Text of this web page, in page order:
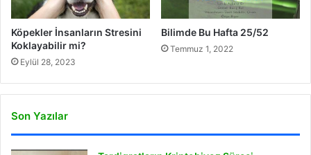
Köpekler İnsanların Stresini
Koklayabilir mi?
Eylül 28, 2023
Bilimde Bu Hafta 25/52
Temmuz 1, 2022
Son Yazılar